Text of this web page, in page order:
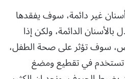
غير دائمة، سوف يفقدها
الدائمة، ولكن إذا
سوف تؤثر على صحة الطفل،
تستخدم في تقطيع ومضغ